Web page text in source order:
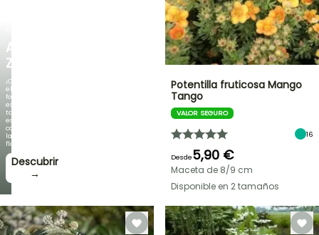
AGAPANTHUS
ZAMBEZI
¡Cuando
el
follaje
es
tan
espectacular
como
la
floración!
Descubrir
→
Potentilla fruticosa Mango
Tango
VALOR SEGURO
16
Desde5,90 €
Maceta de 8/9 cm
Disponible en 2 tamaños